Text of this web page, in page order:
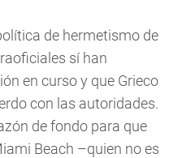
de hermetismo de
sí han
en curso y que Grieco
con las autoridades.
de fondo para que
Beach –quien no es